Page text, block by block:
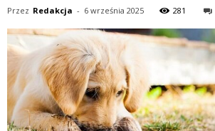
Przez Redakcja - 6 września 2025 281